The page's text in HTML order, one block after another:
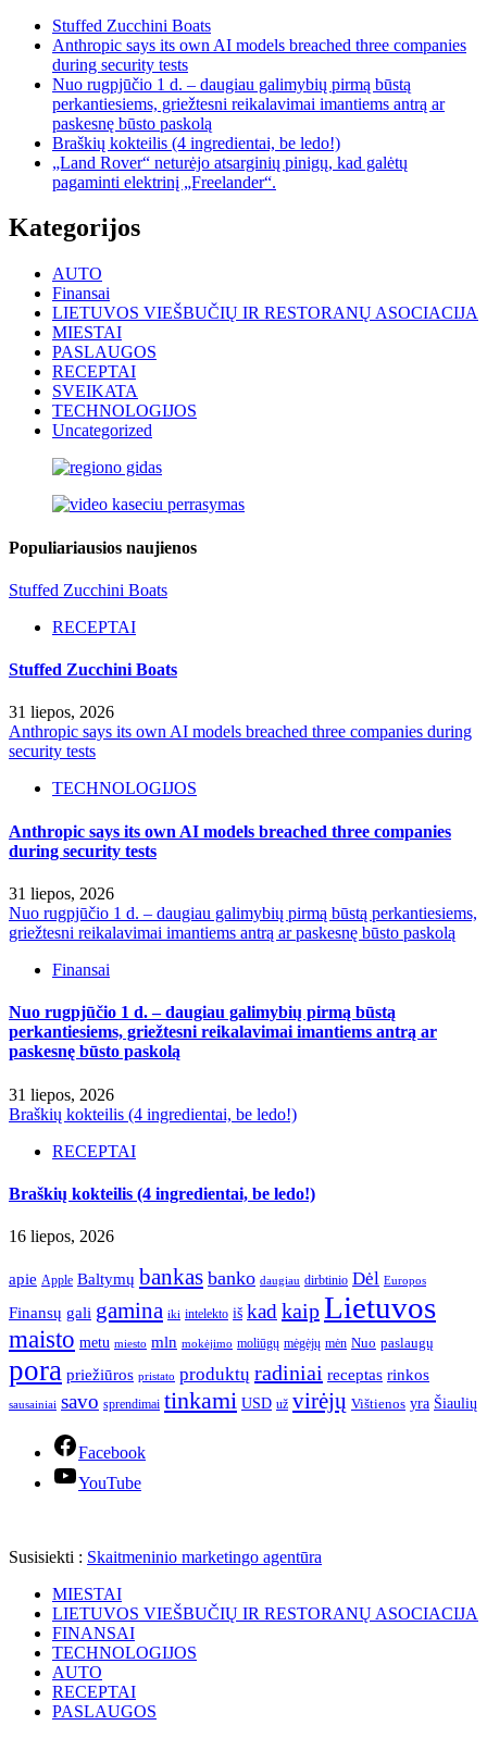
Stuffed Zucchini Boats
Anthropic says its own AI models breached three companies
during security tests
Nuo rugpjūčio 1 d. – daugiau galimybių pirmą būstą
perkantiesiems, griežtesni reikalavimai imantiems antrą ar
paskesnę būsto paskolą
Braškių kokteilis (4 ingredientai, be ledo!)
„Land Rover“ neturėjo atsarginių pinigų, kad galėtų
pagaminti elektrinį „Freelander“.
Kategorijos
AUTO
Finansai
LIETUVOS VIEŠBUČIŲ IR RESTORANŲ ASOCIACIJA
MIESTAI
PASLAUGOS
RECEPTAI
SVEIKATA
TECHNOLOGIJOS
Uncategorized
Populiariausios naujienos
Stuffed Zucchini Boats
RECEPTAI
Stuffed Zucchini Boats
31 liepos, 2026
Anthropic says its own AI models breached three companies during
security tests
TECHNOLOGIJOS
Anthropic says its own AI models breached three companies
during security tests
31 liepos, 2026
Nuo rugpjūčio 1 d. – daugiau galimybių pirmą būstą perkantiesiems,
griežtesni reikalavimai imantiems antrą ar paskesnę būsto paskolą
Finansai
Nuo rugpjūčio 1 d. – daugiau galimybių pirmą būstą
perkantiesiems, griežtesni reikalavimai imantiems antrą ar
paskesnę būsto paskolą
31 liepos, 2026
Braškių kokteilis (4 ingredientai, be ledo!)
RECEPTAI
Braškių kokteilis (4 ingredientai, be ledo!)
16 liepos, 2026
apie Apple Baltymų bankas banko daugiau dirbtinio Dėl Europos
Finansų gali gamina iki intelekto iš kad kaipLietuvos
maisto metu miesto mln mokėjimo moliūgų mėgėjų mėn Nuo paslaugų
pora priežiūros pristato produktų radiniai receptas rinkos
sausainiai savo sprendimai tinkami USD už virėjų Vištienos yra Šiaulių
Facebook
YouTube
Susisiekti : Skaitmeninio marketingo agentūra
MIESTAI
LIETUVOS VIEŠBUČIŲ IR RESTORANŲ ASOCIACIJA
FINANSAI
TECHNOLOGIJOS
AUTO
RECEPTAI
PASLAUGOS